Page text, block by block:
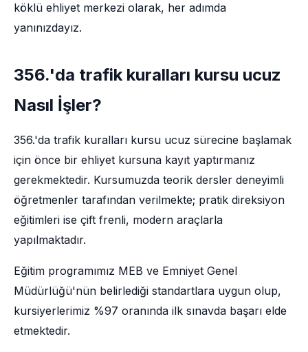
köklü ehliyet merkezi olarak, her adımda
yanınızdayız.
356.'da trafik kuralları kursu ucuz
Nasıl İşler?
356.'da trafik kuralları kursu ucuz sürecine başlamak
için önce bir ehliyet kursuna kayıt yaptırmanız
gerekmektedir. Kursumuzda teorik dersler deneyimli
öğretmenler tarafından verilmekte; pratik direksiyon
eğitimleri ise çift frenli, modern araçlarla
yapılmaktadır.
Eğitim programımız MEB ve Emniyet Genel
Müdürlüğü'nün belirlediği standartlara uygun olup,
kursiyerlerimiz %97 oranında ilk sınavda başarı elde
etmektedir.